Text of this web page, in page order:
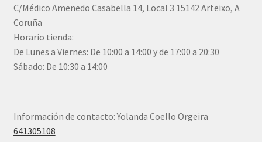
C/Médico Amenedo Casabella 14, Local 3 15142 Arteixo, A
Coruña
Horario tienda:
De Lunes a Viernes: De 10:00 a 14:00 y de 17:00 a 20:30
Sábado: De 10:30 a 14:00
Información de contacto: Yolanda Coello Orgeira
641305108